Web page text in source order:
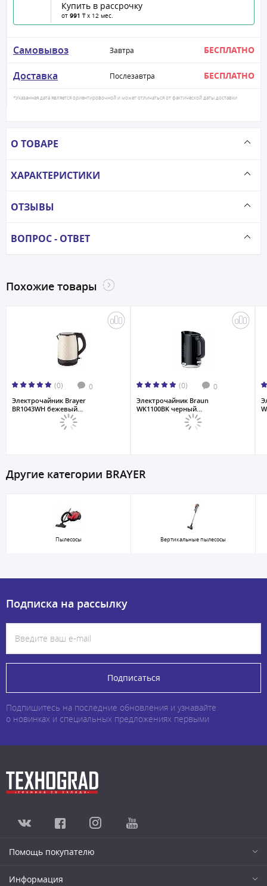
Купить в рассрочку
от 991 ₸ x 12 мес.
Самовывоз Завтра БЕСПЛАТНО
Доставка Послезавтра БЕСПЛАТНО
*Указанная дата является ориентировочной и может отличаться от фактической даты доставки
О ТОВАРЕ
ХАРАКТЕРИСТИКИ
ОТЗЫВЫ
ВОПРОС - ОТВЕТ
Похожие товары
(0) 0
Электрочайник Brayer
BR1043WH бежевый...
(0) 0
Электрочайник Braun
WK1100BK черный...
Другие категории BRAYER
Пылесосы Вертикальные пылесосы
Подписка на рассылку
Подписаться
Подпишитесь на последние обновления и узнавайте
о новинках и специальных предложениях первыми
Помощь покупателю
Информация